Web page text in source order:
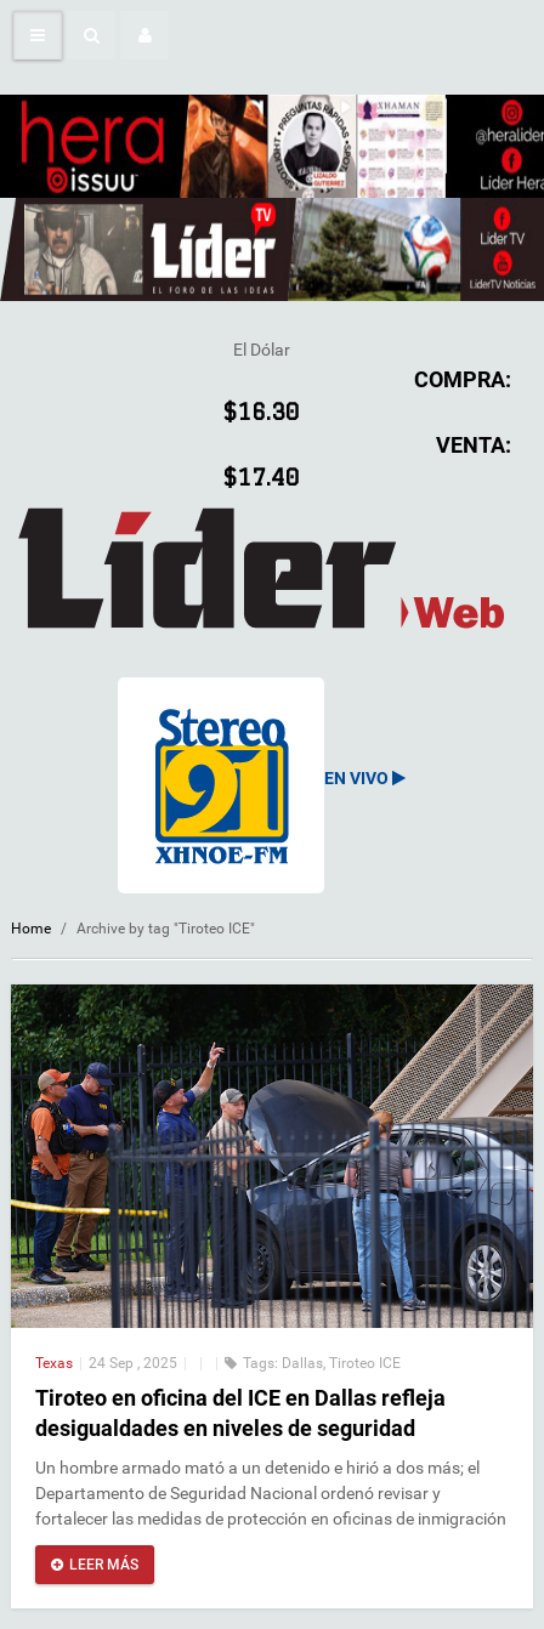
El Dólar
COMPRA:
$16.30
VENTA:
$17.40
EN VIVO
Home / Archive by tag "Tiroteo ICE"
Texas | 24 Sep , 2025 | | | Tags: Dallas Tiroteo ICE
Tiroteo en oficina del ICE en Dallas refleja
desigualdades en niveles de seguridad
Un hombre armado mató a un detenido e hirió a dos más; el
Departamento de Seguridad Nacional ordenó revisar y
fortalecer las medidas de protección en oficinas de inmigración
LEER MÁS